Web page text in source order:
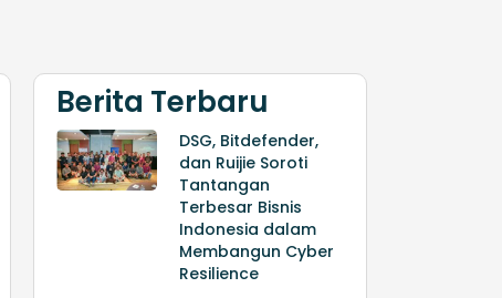
Berita Terbaru
DSG, Bitdefender,
dan Ruijie Soroti
Tantangan
Terbesar Bisnis
Indonesia dalam
Membangun Cyber
Resilience